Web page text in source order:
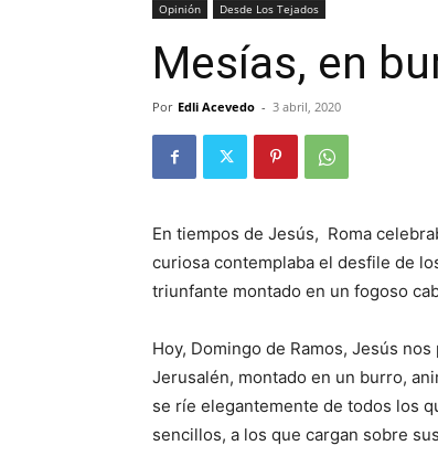
Opinión Desde Los Tejados
Mesías, en
Por Edli Acevedo - 3 abril, 2020
En tiempos de Jesús, Roma
curiosa contemplaba el desfile de
triunfante montado en un fogoso
Hoy, Domingo de Ramos, Jesús
Jerusalén, montado en un burro,
se ríe elegantemente de todos los
sencillos, a los que cargan sobre